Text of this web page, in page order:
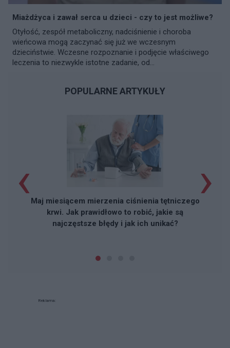
Miażdżyca i zawał serca u dzieci - czy to jest możliwe?
Otyłość, zespół metaboliczny, nadciśnienie i choroba
wieńcowa mogą zaczynać się już we wczesnym
dzieciństwie. Wczesne rozpoznanie i podjęcie właściwego
leczenia to niezwykle istotne zadanie, od...
POPULARNE ARTYKUŁY
Maj miesiącem mierzenia ciśnienia tętniczego
krwi. Jak prawidłowo to robić, jakie są
najczęstsze błędy i jak ich unikać?
‹ ›
Reklama: